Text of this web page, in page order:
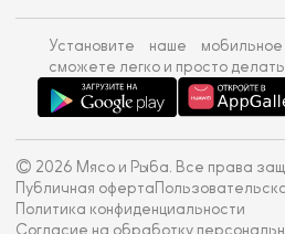
Установите наше
сможете легко и просто
© 2026 Мясо и Рыба. Все права
Публичная оферта
Политика конфиденциальности
Согласие на обработку